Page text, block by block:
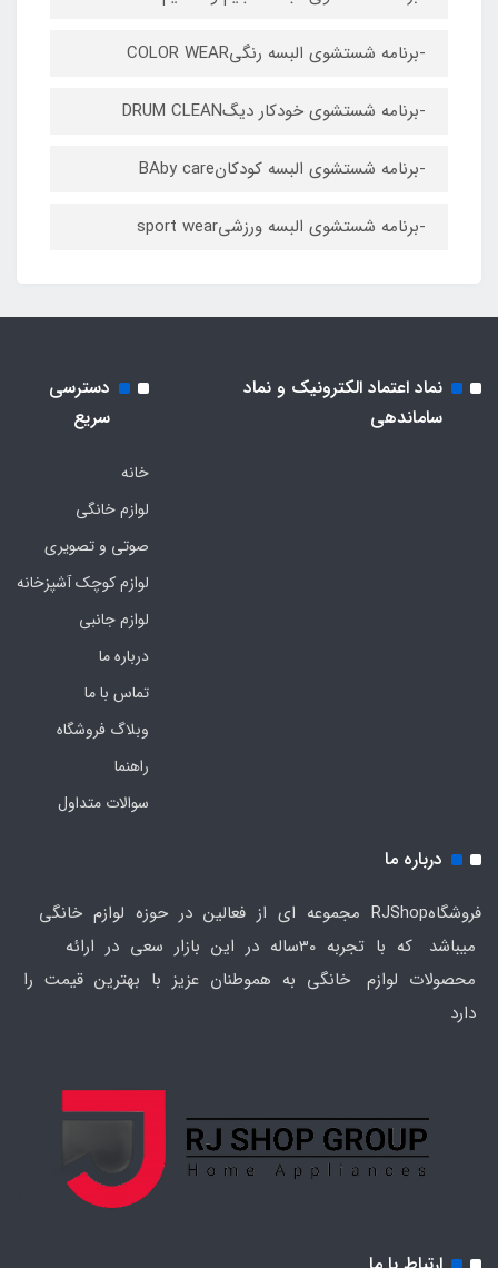
-برنامه شستشوی البسه رنگیCOLOR WEAR
-برنامه شستشوی خودکار دیگDRUM CLEAN
-برنامه شستشوی البسه کودکانBAby care
-برنامه شستشوی البسه ورزشیsport wear
نماد اعتماد الکترونیک و نماد
ساماندهی
دسترسی
سریع
خانه
لوازم خانگی
صوتی و تصویری
لوازم کوچک آشپزخانه
لوازم جانبی
درباره ما
تماس با ما
وبلاگ فروشگاه
راهنما
سوالات متداول
درباره ما
فروشگاهRJShop مجموعه ای از فعالین در حوزه لوازم خانگی
میباشد که با تجربه 30ساله در این بازار سعی در ارائه
محصولات لوازم خانگی به هموطنان عزیز با بهترین قیمت را
دارد